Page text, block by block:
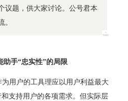
议题，供大家讨论。公号君本
。
助手“忠实性”的局限
用户的工具理应以用户利益最大
支持用户的各项需求。但实际层